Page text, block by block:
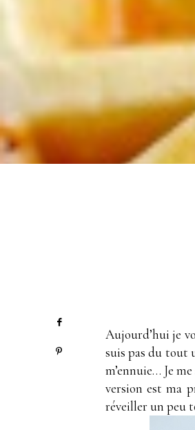
Aujourd’hui je
suis pas du tout
m’ennuie… Je
version est ma
réveiller un peu